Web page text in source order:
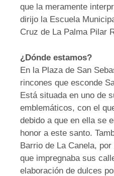
que la meramente
dirijo la Escuela
Cruz de La Palma Pilar
¿Dónde estamos?
En la Plaza de San
rincones que esconde
Está situada en uno de
emblemáticos, con el
debido a que en ella se
honor a este santo.
Barrio de La Canela,
que impregnaba sus
elaboración de dulces